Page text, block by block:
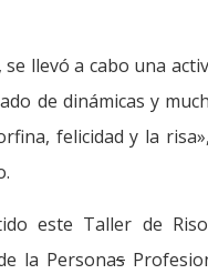
llevó a cabo una
de dinámicas y
felicidad y la
este Taller de
la Personas